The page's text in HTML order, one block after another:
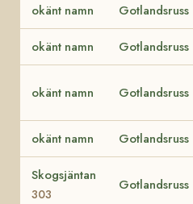
okänt namn Gotlandsruss
okänt namn Gotlandsruss
okänt namn Gotlandsruss
okänt namn Gotlandsruss
Skogsjäntan
303
Gotlandsruss